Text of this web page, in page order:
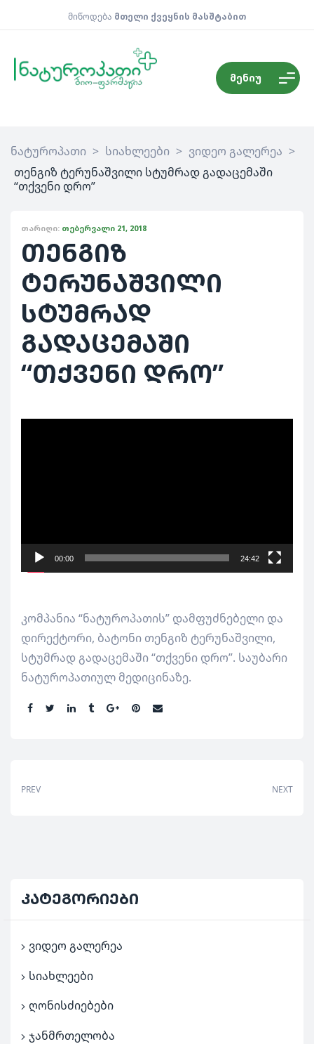
მიწოდება მთელი ქვეყნის მასშტაბით
მენიუ
ნატუროპათი > სიახლეები > ვიდეო გალერეა >
თენგიზ ტერუნაშვილი სტუმრად გადაცემაში
“თქვენი დრო”
ᲗᲐᲠᲘᲦᲘ: ᲗᲔᲑᲔᲠᲕᲐᲚᲘ 21, 2018
თენგიზ
ტერუნაშვილი
სტუმრად
გადაცემაში
“თქვენი დრო”
00:00 24:42
კომპანია “ნატუროპათის” დამფუძნებელი და
დირექტორი, ბატონი თენგიზ ტერუნაშვილი,
სტუმრად გადაცემაში “თქვენი დრო”. საუბარი
ნატუროპათიულ მედიცინაზე.
Share:
PREV NEXT
კატეგორიები
ვიდეო გალერეა
სიახლეები
ღონისძიებები
ჯანმრთელობა